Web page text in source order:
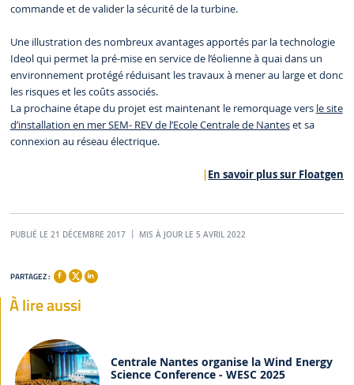
commande et de valider la sécurité de la turbine.
Une illustration des nombreux avantages apportés par la technologie
Ideol qui permet la pré-mise en service de l’éolienne à quai dans un
environnement protégé réduisant les travaux à mener au large et donc
les risques et les coûts associés.
La prochaine étape du projet est maintenant le remorquage vers le site
d’installation en mer SEM- REV de l’Ecole Centrale de Nanteset sa
connexion au réseau électrique.
En savoir plus sur Floatgen
PUBLIÉ LE 21 DÉCEMBRE 2017 MIS À JOUR LE 5 AVRIL 2022
PARTAGEZ :
À lire aussi
Centrale Nantes organise la Wind Energy
Science Conference - WESC 2025